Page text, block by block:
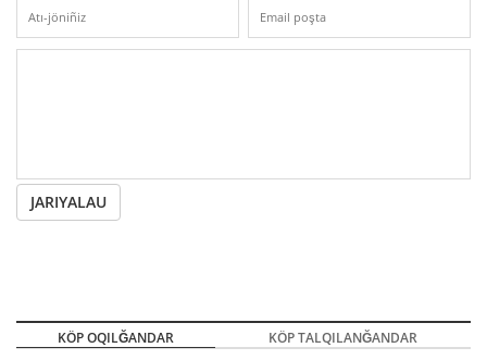
JARIYALAU
KÖP OQILĞANDAR KÖP TALQILANĞANDAR